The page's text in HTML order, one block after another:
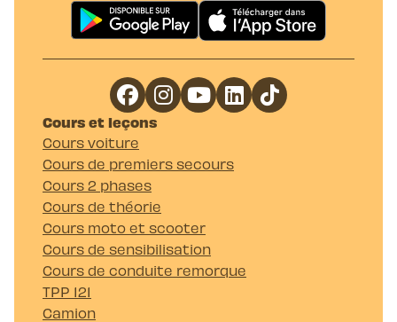
Cours et leçons
Cours voiture
Cours de premiers secours
Cours 2 phases
Cours de théorie
Cours moto et scooter
Cours de sensibilisation
Cours de conduite remorque
TPP 121
Camion